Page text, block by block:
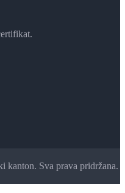
Sva prava pridržana.